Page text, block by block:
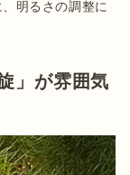
明るさの調整に
」が雰囲気